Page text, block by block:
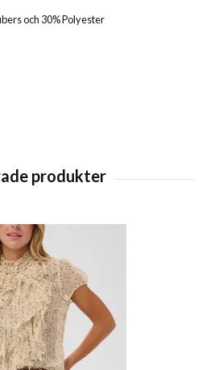
och 30% Polyester